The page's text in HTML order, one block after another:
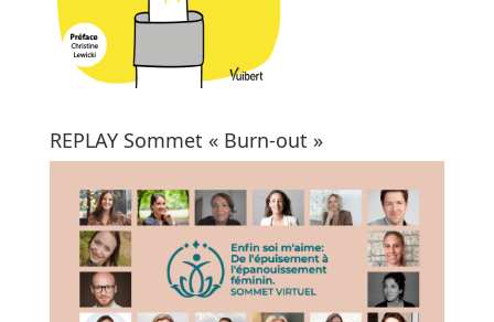
REPLAY Sommet « Burn-out »